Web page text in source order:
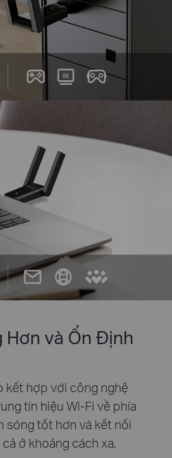
Hơn và Ổn Định
kết hợp với công nghệ
tín hiệu Wi-Fi về phía
sóng tốt hơn và kết nối
ở khoảng cách xa.